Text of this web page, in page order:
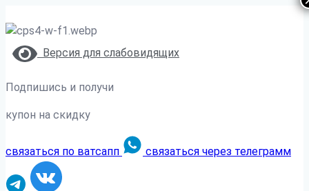
Версия для слабовидящих
Подпишись и получи
купон на скидку
связаться по ватсапп связаться через телеграмм